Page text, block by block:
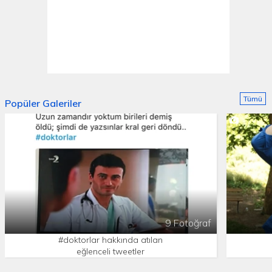
Popüler Galeriler
9 Fotoğraf
#doktorlar hakkında atılan
eğlenceli tweetler
Tümü